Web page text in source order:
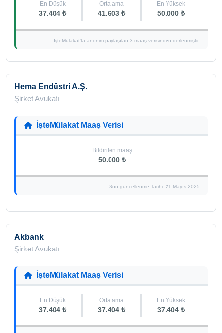
En Düşük
37.404 ₺
Ortalama
41.603 ₺
En Yüksek
50.000 ₺
İşteMülakat'ta anonim paylaşılan 3 maaş verisinden derlenmiştir.
Hema Endüstri A.Ş.
Şirket Avukatı
İşteMülakat Maaş Verisi
Bildirilen maaş
50.000 ₺
Son güncellenme Tarihi: 21 Mayıs 2025
Akbank
Şirket Avukatı
İşteMülakat Maaş Verisi
En Düşük
37.404 ₺
Ortalama
37.404 ₺
En Yüksek
37.404 ₺